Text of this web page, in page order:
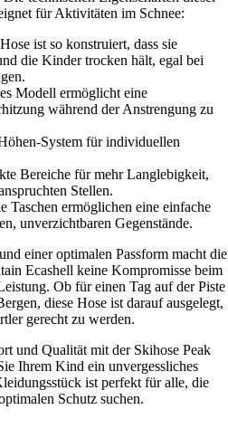
für Aktivitäten im Schnee:
ist so konstruiert, dass sie
die Kinder trocken hält, egal bei
Modell ermöglicht eine
während der Anstrengung zu
System für individuellen
Bereiche für mehr Langlebigkeit,
Stellen.
Taschen ermöglichen eine einfache
unverzichtbaren Gegenstände.
einer optimalen Passform macht die
Ecashell keine Kompromisse beim
Ob für einen Tag auf der Piste
diese Hose ist darauf ausgelegt,
gerecht zu werden.
und Qualität mit der Skihose Peak
Ihrem Kind ein unvergessliches
ist perfekt für alle, die
Schutz suchen.